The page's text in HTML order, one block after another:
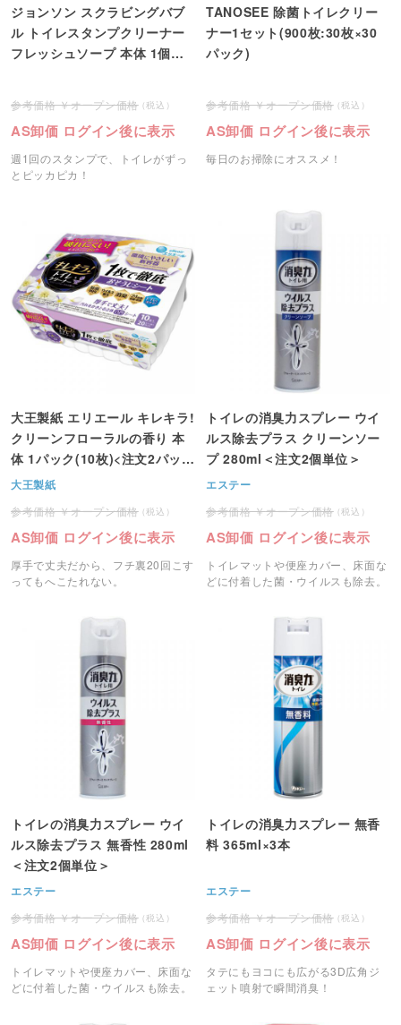
ジョンソン スクラビングバブ
ル トイレスタンプクリーナー
フレッシュソープ 本体 1個＜
オープン価格
AS卸価 ログイン後に表示
週1回のスタンプで、トイレがずっ
とピッカピカ！
TANOSEE 除菌トイレクリー
ナー1セット(900枚:30枚×30
パック)
オープン価格
AS卸価 ログイン後に表示
毎日のお掃除にオススメ！
大王製紙 エリエール キレキラ!
クリーンフローラルの香り 本
体 1パック(10枚)<注文2パック
単位>
大王製紙
オープン価格
AS卸価 ログイン後に表示
厚手で丈夫だから、フチ裏20回こす
ってもへこたれない。
トイレの消臭力スプレー ウイ
ルス除去プラス クリーンソー
プ 280ml＜注文2個単位＞
エステー
オープン価格
AS卸価 ログイン後に表示
トイレマットや便座カバー、床面な
どに付着した菌・ウイルスも除去。
トイレの消臭力スプレー ウイ
ルス除去プラス 無香性 280ml
＜注文2個単位＞
エステー
オープン価格
AS卸価 ログイン後に表示
トイレマットや便座カバー、床面な
どに付着した菌・ウイルスも除去。
トイレの消臭力スプレー 無香
料 365ml×3本
エステー
オープン価格
AS卸価 ログイン後に表示
タテにもヨコにも広がる3D広角ジ
ェット噴射で瞬間消臭！